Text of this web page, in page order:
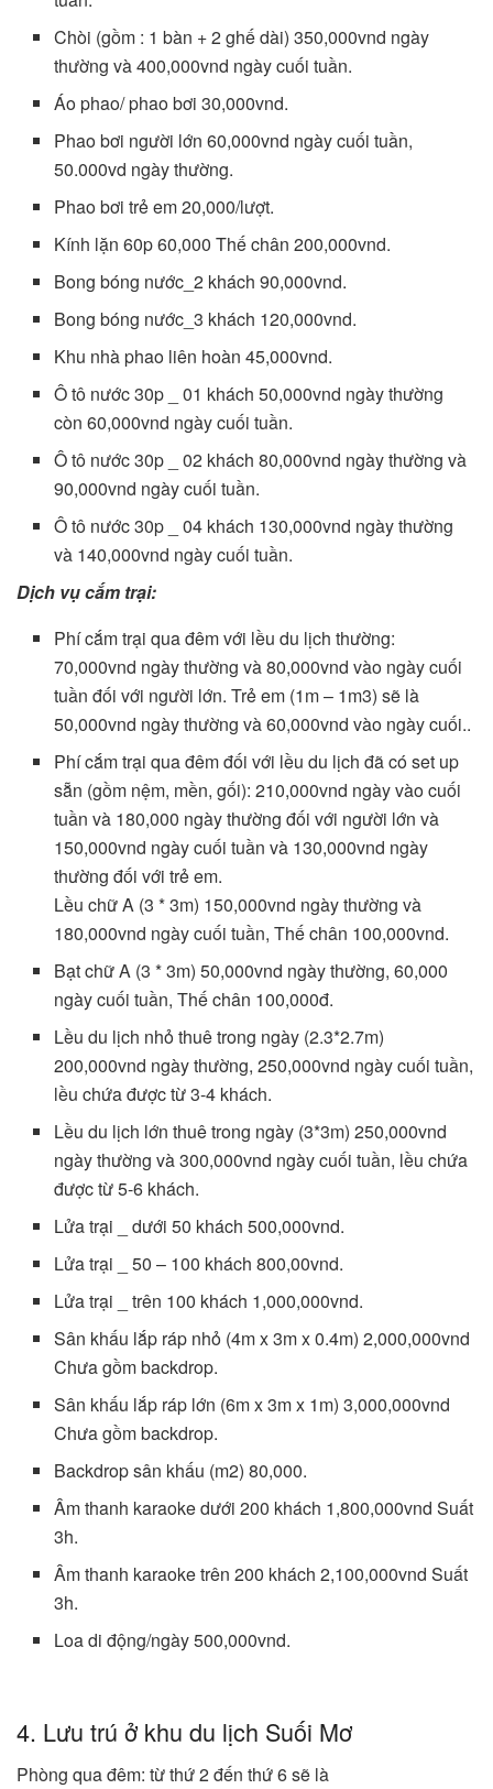
Chòi (gồm : 1 bàn + 2 ghế dài) 350,000vnd ngày
thường và 400,000vnd ngày cuối tuần.
Áo phao/ phao bơi 30,000vnd.
Phao bơi người lớn 60,000vnd ngày cuối tuần,
50.000vd ngày thường.
Phao bơi trẻ em 20,000/lượt.
Kính lặn 60p 60,000 Thế chân 200,000vnd.
Bong bóng nước_2 khách 90,000vnd.
Bong bóng nước_3 khách 120,000vnd.
Khu nhà phao liên hoàn 45,000vnd.
Ô tô nước 30p _ 01 khách 50,000vnd ngày thường
còn 60,000vnd ngày cuối tuần.
Ô tô nước 30p _ 02 khách 80,000vnd ngày thường và
90,000vnd ngày cuối tuần.
Ô tô nước 30p _ 04 khách 130,000vnd ngày thường
và 140,000vnd ngày cuối tuần.
Dịch vụ cắm trại:
Phí cắm trại qua đêm với lều du lịch thường:
70,000vnd ngày thường và 80,000vnd vào ngày cuối
tuần đối với người lớn. Trẻ em (1m – 1m3) sẽ là
50,000vnd ngày thường và 60,000vnd vào ngày cuối..
Phí cắm trại qua đêm đối với lều du lịch đã có set up
sẵn (gồm nệm, mền, gối): 210,000vnd ngày vào cuối
tuần và 180,000 ngày thường đối với người lớn và
150,000vnd ngày cuối tuần và 130,000vnd ngày
thường đối với trẻ em.
Lều chữ A (3 * 3m) 150,000vnd ngày thường và
180,000vnd ngày cuối tuần, Thế chân 100,000vnd.
Bạt chữ A (3 * 3m) 50,000vnd ngày thường, 60,000
ngày cuối tuần, Thế chân 100,000đ.
Lều du lịch nhỏ thuê trong ngày (2.3*2.7m)
200,000vnd ngày thường, 250,000vnd ngày cuối tuần,
lều chứa được từ 3-4 khách.
Lều du lịch lớn thuê trong ngày (3*3m) 250,000vnd
ngày thường và 300,000vnd ngày cuối tuần, lều chứa
được từ 5-6 khách.
Lửa trại _ dưới 50 khách 500,000vnd.
Lửa trại _ 50 – 100 khách 800,00vnd.
Lửa trại _ trên 100 khách 1,000,000vnd.
Sân khấu lắp ráp nhỏ (4m x 3m x 0.4m) 2,000,000vnd
Chưa gồm backdrop.
Sân khấu lắp ráp lớn (6m x 3m x 1m) 3,000,000vnd
Chưa gồm backdrop.
Backdrop sân khấu (m2) 80,000.
Âm thanh karaoke dưới 200 khách 1,800,000vnd Suất
3h.
Âm thanh karaoke trên 200 khách 2,100,000vnd Suất
3h.
Loa di động/ngày 500,000vnd.
4. Lưu trú ở khu du lịch Suối Mơ
Phòng qua đêm: từ thứ 2 đến thứ 6 sẽ là